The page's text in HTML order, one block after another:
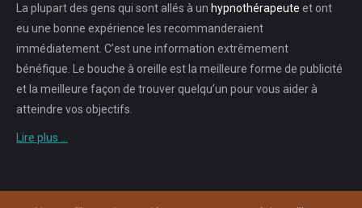
La plupart des gens qui sont allés à un hypnothérapeute et ont
eu une bonne expérience les recommanderaient
immédiatement. C’est une information extrêmement
bénéfique. Le bouche à oreille est la meilleure forme de publicité
et la meilleure façon de trouver quelqu’un pour vous aider à
atteindre vos objectifs.
Lire plus …